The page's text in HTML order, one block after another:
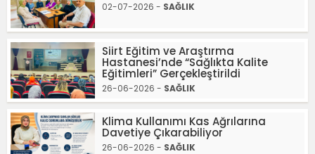
02-07-2026 - SAĞLIK
Siirt Eğitim ve Araştırma
Hastanesi’nde “Sağlıkta Kalite
Eğitimleri” Gerçekleştirildi
26-06-2026 - SAĞLIK
Klima Kullanımı Kas Ağrılarına
Davetiye Çıkarabiliyor
26-06-2026 - SAĞLIK